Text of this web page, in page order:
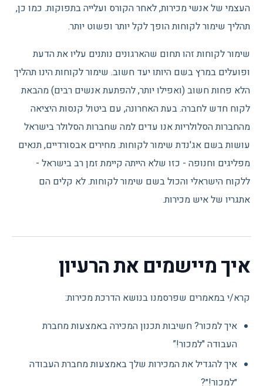
העצמי של אנשי מכירות, לאחר הקורס ועלייה בתפוקות. כמו כן,
תהליך שימור לקוחות הופך לקל יותר ופשוט יותר.
שימור לקוחות זהו תחום שהארגונים נותנים עליו את הדעת
ופועלים במרץ בשם היותו יעד חשוב. שימור לקוחות הינו תהליך
הלא פחות חשוב (ואפילו יותר, להפתעת אנשים רבים) מהבאת
לקוח חדש לחברה. בעת האחרונה, עם ביטול קנסות היציאה
מהחברות הסלולריות אנו עדים למה שחברות הסלולר בישראל
עושות בשם אג'נדת שימור לקוחות. מחירים אבסורדיים, תנאים
מפליגים וחנופה - כזו שלא הייתה קיימת זמן רב בישראל -
ללקוח הישראלי והכול בשם שימור לקוחות. לא קלים הם
אתגריו של איש מכירות.
איך מיישמים את הרעיון
קרא/י במאמרים שפרסמנו בנושא הדרכת מכירות:
איך למכור? חשיבות תכנון המכירה באמצעות מחברת
העבודה "למכור!”
איך להגדיל את המכירות שלך באמצעות מחברת העבודה
״למכור!״?